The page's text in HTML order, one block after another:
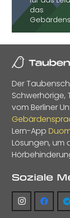
das
Der
Schwerhörige,
vom Berliner
Lern-App
Lösungen, um
Soziale